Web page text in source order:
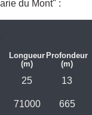
Longueur
(m)
Profondeur
(m)
25 13
71000 665